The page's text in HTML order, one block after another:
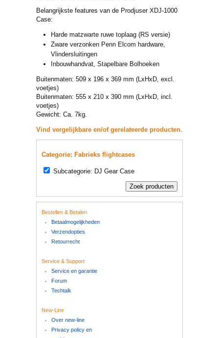
Belangrijkste features van de Prodjuser XDJ-1000
Case:
Harde matzwarte ruwe toplaag (RS versie)
Zware verzonken Penn Elcom hardware,
Vlindersluitingen
Inbouwhandvat, Stapelbare Bolhoeken
Buitenmaten: 509 x 196 x 369 mm (LxHxD, excl.
voetjes)
Buitenmaten: 555 x 210 x 390 mm (LxHxD, incl.
voetjes)
Gewicht: Ca. 7kg.
Vind vergelijkbare en/of gerelateerde producten.
Categorie: Fabrieks flightcases
Subcategorie: DJ Gear Case
Bestellen & Betalen
Betaalmogelijkheden
Verzendopties
Retourrecht
Service & Support
Service en garantie
Forum
Techtalk
New-Line
Over new-line
Privacy policy en